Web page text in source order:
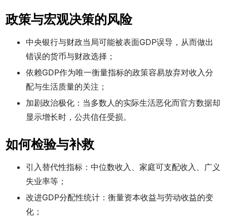
政策与宏观决策的风险
中央银行与财政当局可能被表面GDP误导，从而做出
错误的货币与财政选择；
依赖GDP作为唯一衡量指标的政策容易放弃对收入分
配与生活质量的关注；
加剧政治极化：当多数人的实际生活恶化而官方数据却
显示增长时，公共信任受损。
如何检验与补救
引入替代性指标：中位数收入、家庭可支配收入、广义
失业率等；
改进GDP分配性统计：衡量资本收益与劳动收益的变
化；